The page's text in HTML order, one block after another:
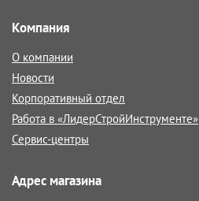
Компания
О компании
Новости
Корпоративный отдел
Работа в «ЛидерСтройИнструменте»
Сервис-центры
Адрес магазина